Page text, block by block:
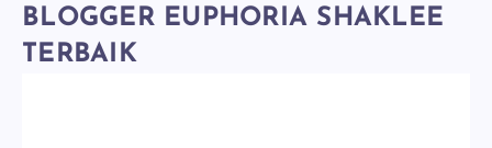
BLOGGER EUPHORIA SHAKLEE
TERBAIK